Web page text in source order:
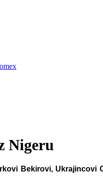
Nigeru
Bekirovi, Ukrajincovi